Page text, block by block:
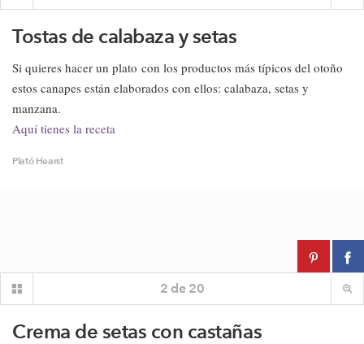
Tostas de calabaza y setas
Si quieres hacer un plato con los productos más típicos del otoño
estos canapes están elaborados con ellos: calabaza, setas y
manzana.
Aquí tienes la receta
Plató Hearst
2 de 20
Crema de setas con castañas